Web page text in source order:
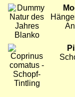
Bild
Bild